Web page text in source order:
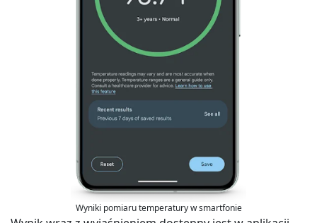
Wyniki pomiaru temperatury w smartfonie